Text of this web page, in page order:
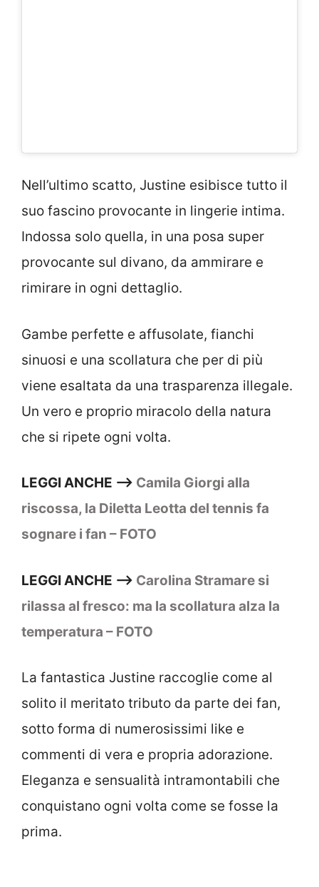
Nell’ultimo scatto, Justine esibisce tutto il
suo fascino provocante in lingerie intima.
Indossa solo quella, in una posa super
provocante sul divano, da ammirare e
rimirare in ogni dettaglio.
Gambe perfette e affusolate, fianchi
sinuosi e una scollatura che per di più
viene esaltata da una trasparenza illegale.
Un vero e proprio miracolo della natura
che si ripete ogni volta.
LEGGI ANCHE –> Camila Giorgi alla
riscossa, la Diletta Leotta del tennis fa
sognare i fan – FOTO
LEGGI ANCHE –> Carolina Stramare si
rilassa al fresco: ma la scollatura alza la
temperatura – FOTO
La fantastica Justine raccoglie come al
solito il meritato tributo da parte dei fan,
sotto forma di numerosissimi like e
commenti di vera e propria adorazione.
Eleganza e sensualità intramontabili che
conquistano ogni volta come se fosse la
prima.